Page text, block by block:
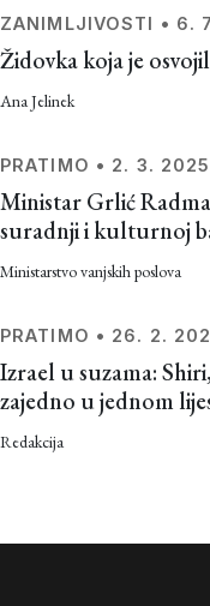
ZANIMLJIVOSTI • 6.
Židovka koja je
Ana Jelinek
PRATIMO • 2. 3.
Ministar Grlić
suradnji i kulturnoj
Ministarstvo vanjskih poslova
PRATIMO • 26. 2.
Izrael u suzama:
zajedno u jednom
Redakcija